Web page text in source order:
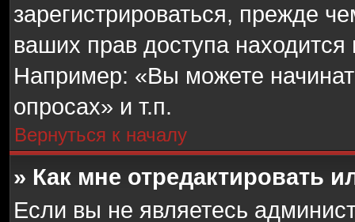
зарегистрироваться, прежде
ваших прав доступа
Например: «Вы можете
опросах» и т.п.
Вернуться к началу
» Как мне отредактировать
Если вы не являетесь